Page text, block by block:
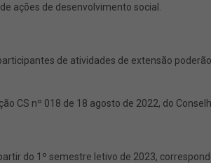
ações de desenvolvimento social.
de atividades de extensão
CS nº 018 de 18 agosto de 2022, do
do 1º semestre letivo de 2023,